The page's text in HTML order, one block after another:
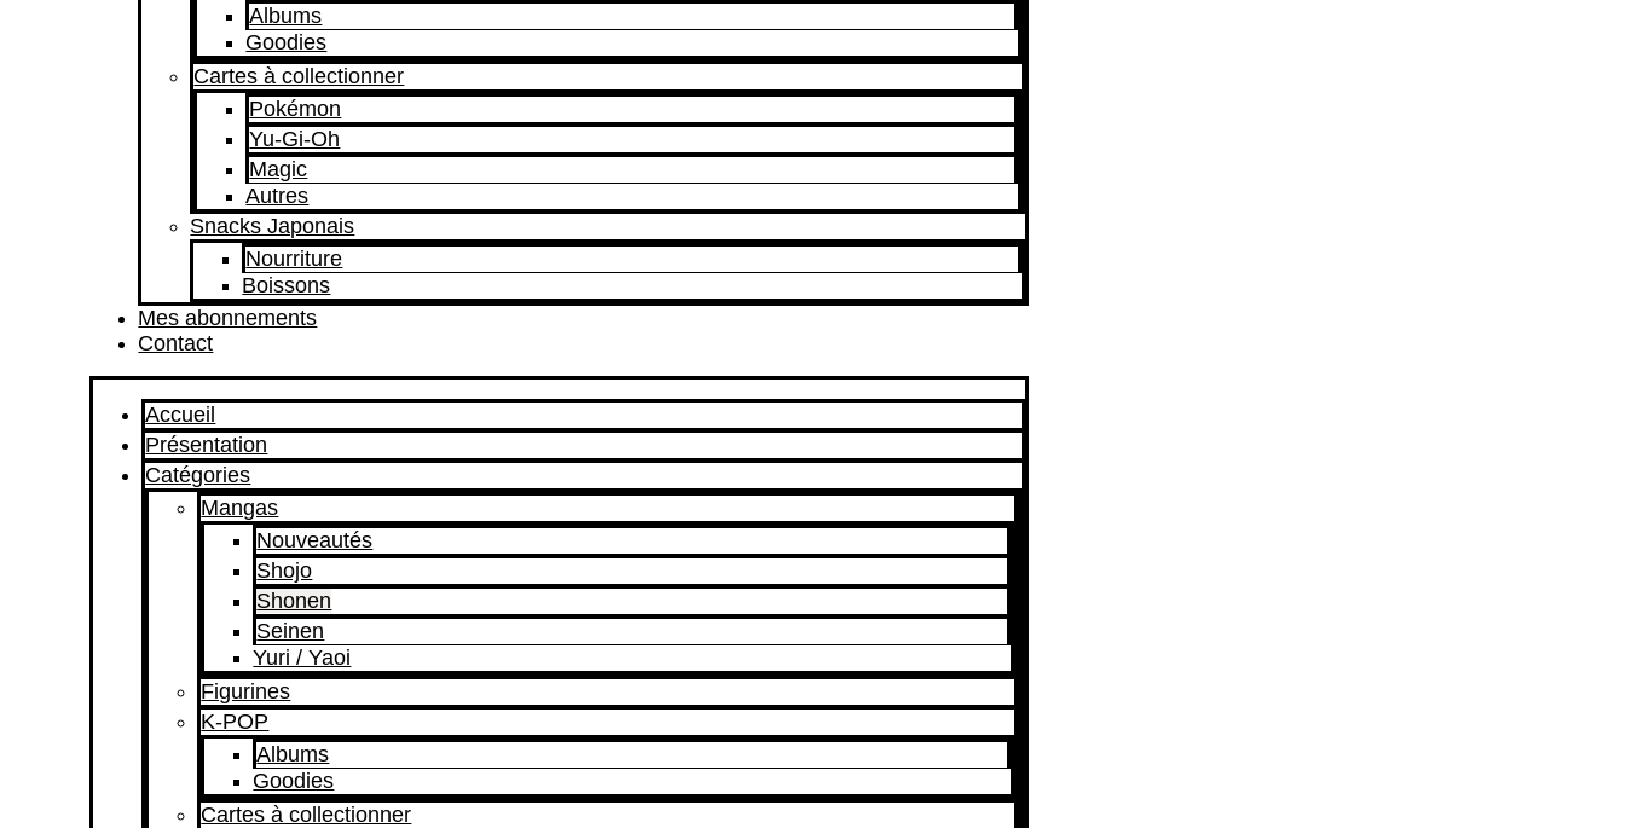
Albums
Goodies
Cartes à collectionner
Pokémon
Yu-Gi-Oh
Magic
Autres
Snacks Japonais
Nourriture
Boissons
Mes abonnements
Contact
Accueil
Présentation
Catégories
Mangas
Nouveautés
Shojo
Shonen
Seinen
Yuri / Yaoi
Figurines
K-POP
Albums
Goodies
Cartes à collectionner